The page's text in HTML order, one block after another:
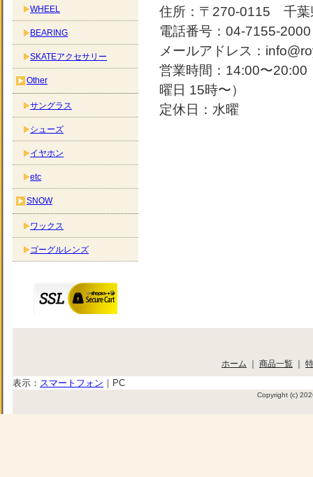
住所：〒270-0115 千葉
電話番号：04-7155-2000
メールアドレス：
営業時間：14:00〜20:00
曜日 15時〜）
定休日：水曜
WHEEL
BEARING
SKATEアクセサリー
Other
サングラス
シューズ
イヤホン
etc
SNOW
ワックス
ゴーグルレンズ
ホーム ｜ 商品一覧 ｜
表示： スマートフォン ｜ PC
Copyright (c)